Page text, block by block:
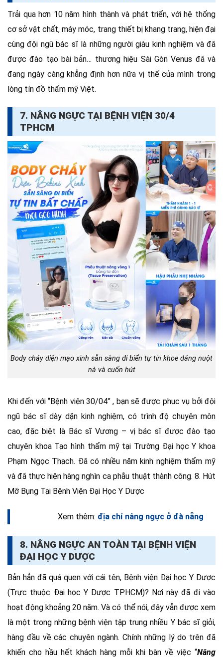
Trải qua hơn 10 năm hình thành và phát triển, với hệ thống
cơ sở vật chất, máy móc, trang thiết bị khang trang, hiện đại
cùng đội ngũ bác sĩ là những người giàu kinh nghiệm và đã
được đào tạo bài bản… thương hiệu Sài Gòn Venus đã và
đang ngày càng khẳng định hơn nữa vị thế của mình trong
lòng tín đồ thẩm mỹ Việt.
7. NÂNG NGỰC TẠI BỆNH VIỆN 30/4
TPHCM
Body cháy diện mạo xinh sẵn sàng đi biển tự tin khoe dáng nuột
nà và cuốn hút
Khi đến với “Bệnh viện 30/04” , bạn sẽ được phục vụ bởi đội
ngũ bác sĩ dày dặn kinh nghiệm, có trình độ chuyên môn
cao, đặc biệt là Bác sĩ Vương – vị bác sĩ được đào tạo
chuyên khoa Tạo hình thẩm mỹ tại Trường Đại học Y khoa
Phạm Ngọc Thạch. Đã có nhiều năm kinh nghiệm thẩm mỹ
và đã thực hiện hàng nghìn ca phẫu thuật thành công. 8. Hút
Mỡ Bụng Tại Bệnh Viện Đại Học Y Dược
Xem thêm: địa chỉ nâng ngực ở đà nẵng
8. NÂNG NGỰC AN TOÀN TẠI BỆNH VIỆN
ĐẠI HỌC Y DƯỢC
Bản hẳn đã quá quen với cái tên, Bệnh viện Đại học Y Dược
(Trực thuộc Đại học Y Dược TPHCM)? Nơi này đã đi vào
hoạt động khoảng 20 năm. Và có thể nói, đây vẫn được xem
là một trong những bệnh viện tập trung nhiều Y bác sĩ giỏi,
hàng đầu về các chuyên ngành. Chính những lý do trên đã
khiến cho hầu hết khách hàng mỗi khi bàn về việc “Nâng